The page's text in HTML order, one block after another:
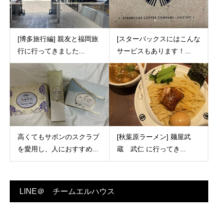
[博多旅行編] 親友と福岡旅
行に行ってきました...
[スターバックスにはこんな
サービスもあります！...
高くてもサボンのスクラブ
を愛用し、人におすすめ...
[秋葉原ラーメン] 麺屋武
蔵 武仁 に行ってき...
LINE＠ チームエルハウス